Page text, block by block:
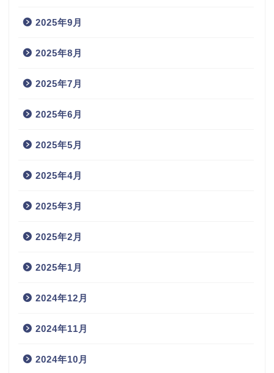
2025年9月
2025年8月
2025年7月
2025年6月
2025年5月
2025年4月
2025年3月
2025年2月
2025年1月
2024年12月
2024年11月
2024年10月